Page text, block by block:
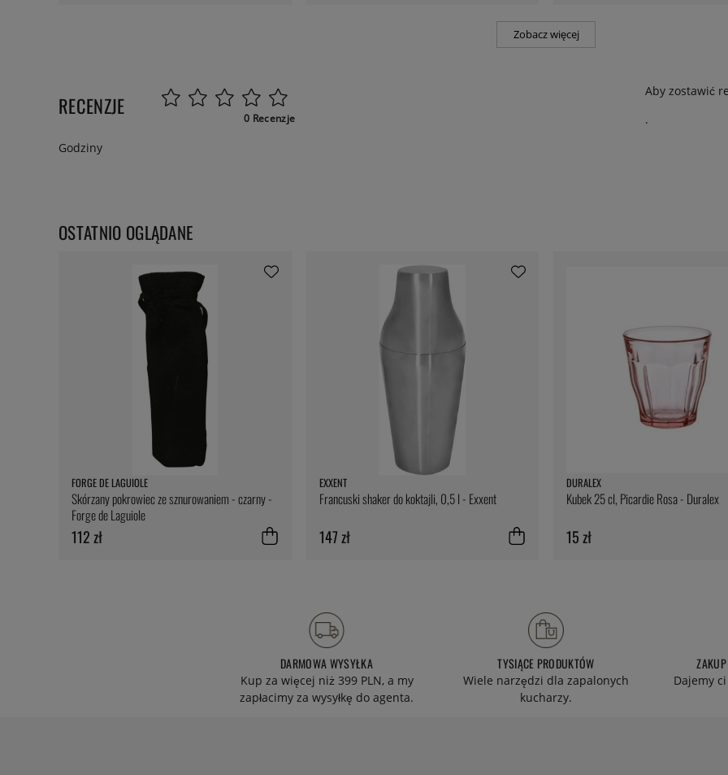
Zobacz więcej
RECENZJE 0 Recenzje
Aby zostawić
.
Godziny
OSTATNIO OGLĄDANE
FORGE DE LAGUIOLE
Skórzany pokrowiec ze sznurowaniem - czarny -
Forge de Laguiole
112 zł
EXXENT
Francuski shaker do koktajli, 0,5 l - Exxent
147 zł
DURALEX
Kubek 25 cl, Picardie Rosa - Duralex
15 zł
DARMOWA WYSYŁKA
Kup za więcej niż 399 PLN, a my
zapłacimy za wysyłkę do agenta.
TYSIĄCE PRODUKTÓW
Wiele narzędzi dla zapalonych
kucharzy.
Dajemy